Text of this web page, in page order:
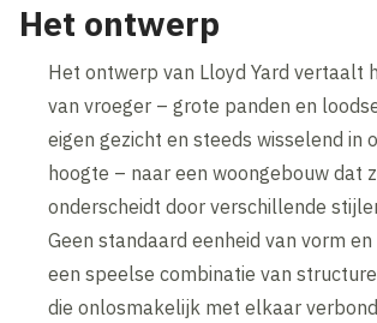
Het ontwerp
Het ontwerp van Lloyd Yard vertaalt
van vroeger – grote panden en
eigen gezicht en steeds wisselend in
hoogte – naar een woongebouw dat
onderscheidt door verschillende
Geen standaard eenheid van vorm
een speelse combinatie van
die onlosmakelijk met elkaar